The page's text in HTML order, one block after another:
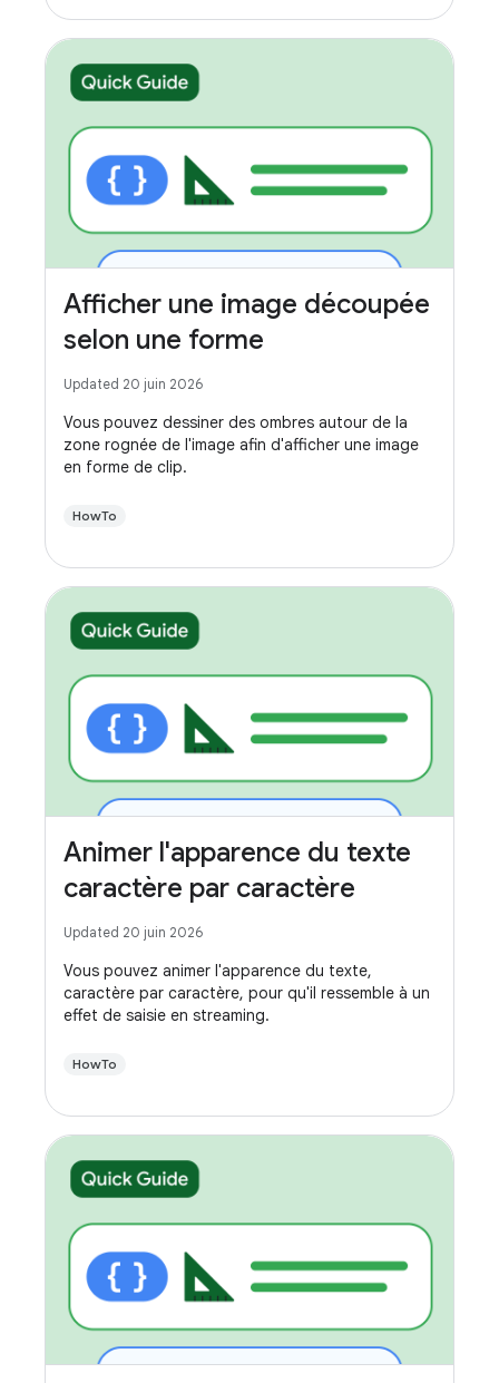
Afficher une image découpée
selon une forme
Updated 20 juin 2026
Vous pouvez dessiner des ombres autour de la
zone rognée de l'image afin d'afficher une image
en forme de clip.
HowTo
Animer l'apparence du texte
caractère par caractère
Updated 20 juin 2026
Vous pouvez animer l'apparence du texte,
caractère par caractère, pour qu'il ressemble à un
effet de saisie en streaming.
HowTo